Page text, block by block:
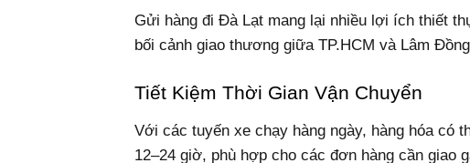
Gửi hàng đi Đà Lạt mang lại nhiều lợi ích thiết
bối cảnh giao thương giữa TP.HCM và Lâm
Tiết Kiệm Thời Gian Vận Chuyển
Với các tuyến xe chạy hàng ngày, hàng hóa có
12–24 giờ, phù hợp cho các đơn hàng cần giao